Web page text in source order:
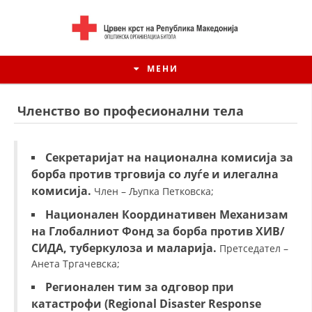
МЕНИ
ИСТОРИЈАТ НА ЦКРМ
ИСТОРИЈАТ НА ДВИЖЕЊЕТО
Членство во професионални тела
Секретаријат на национална комисија за
борба против трговија со луѓе и илегална
комисија. Член – Љупка Петковска;
Национален Координативен Механизам
на Глобалниот Фонд за борба против ХИВ/
СИДА, туберкулоза и маларија. Претседател –
Анета Тргачевска;
Регионален тим за одговор при
катастрофи (Regional Disaster Response